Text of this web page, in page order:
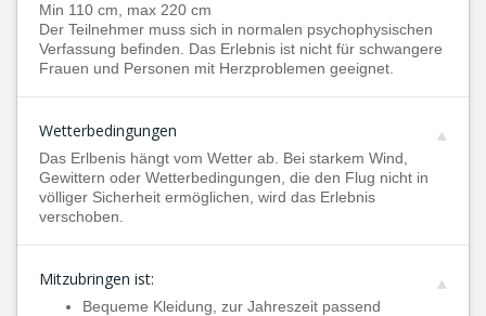
Min 110 cm, max 220 cm
Der Teilnehmer muss sich in normalen psychophysischen
Verfassung befinden. Das Erlebnis ist nicht für schwangere
Frauen und Personen mit Herzproblemen geeignet.
Wetterbedingungen
Das Erlbenis hängt vom Wetter ab. Bei starkem Wind,
Gewittern oder Wetterbedingungen, die den Flug nicht in
völliger Sicherheit ermöglichen, wird das Erlebnis
verschoben.
Mitzubringen ist:
Bequeme Kleidung, zur Jahreszeit passend